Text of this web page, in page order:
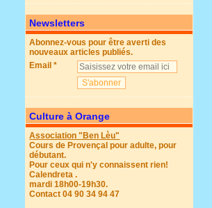
Newsletters
Abonnez-vous pour être averti des
nouveaux articles publiés.
Email
Culture à Orange
Association "Ben Lèu"
Cours de Provençal pour adulte, pour
débutant.
Pour ceux qui n'y connaissent rien!
Calendreta .
mardi 18h00-19h30.
Contact 04 90 34 94 47